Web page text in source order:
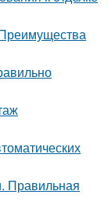
Правильная